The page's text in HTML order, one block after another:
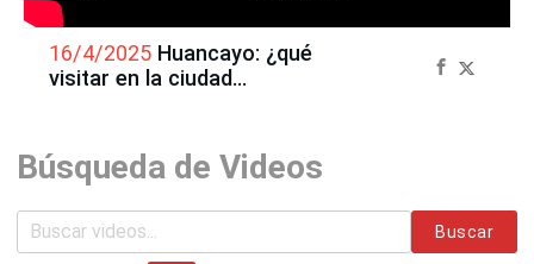
16/4/2025 Huancayo: ¿qué
visitar en la ciudad
Búsqueda de Videos
Buscar